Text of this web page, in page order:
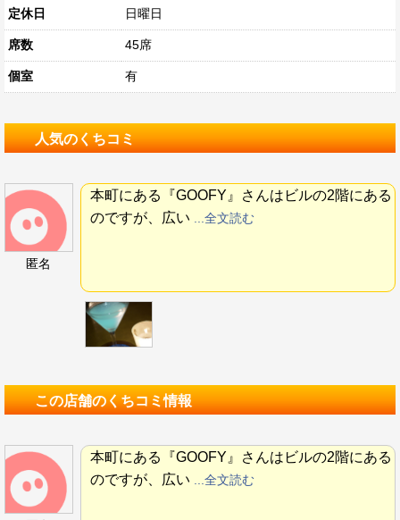
定休日 日曜日
席数 45席
個室 有
人気のくちコミ
匿名
本町にある『GOOFY』さんはビルの2階にある
のですが、広い
...全文読む
この店舗のくちコミ情報
本町にある『GOOFY』さんはビルの2階にある
のですが、広い
...全文読む